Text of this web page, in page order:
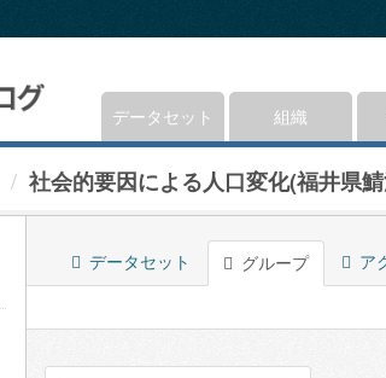
データセット 組織
社会的要因による人口変化(福井県
データセット グループ ア